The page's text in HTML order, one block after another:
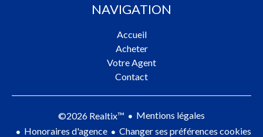
NAVIGATION
Accueil
Acheter
Votre Agent
Contact
©2026 Realtix™
Mentions légales
Honoraires d'agence
Changer ses préférences cookies